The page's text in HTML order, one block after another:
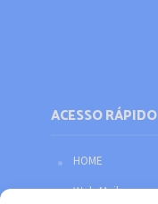
ACESSO RÁPIDO
HOME
Web Mail